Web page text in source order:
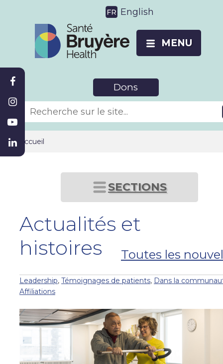
English
MENU
Dons
Accueil
SECTIONS
Actualités et
histoires
Toutes les
Leadership, Témoignages de patients, Dans la
Affiliations